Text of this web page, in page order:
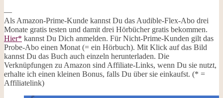
—
Als Amazon-Prime-Kunde kannst Du das Audible-Flex-Abo drei
Monate gratis testen und damit drei Hörbücher gratis bekommen.
Hier* kannst Du Dich anmelden. Für Nicht-Prime-Kunden gilt das
Probe-Abo einen Monat (= ein Hörbuch). Mit Klick auf das Bild
kannst Du das Buch auch einzeln herunterladen. Die
Verknüpfungen zu Amazon sind Affiliate-Links, wenn Du sie nutzt,
erhalte ich einen kleinen Bonus, falls Du über sie einkaufst. (* =
Affiliatelink)